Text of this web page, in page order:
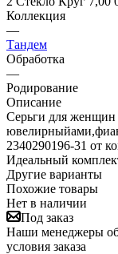
Коллекция
—
Тандем
Обработка
—
Родирование
Описание
Серьги для женщин
2340290196-31 от
Идеальный
Другие варианты
Похожие товары
Нет в наличии
Под заказ
Наши менеджеры
условия заказа